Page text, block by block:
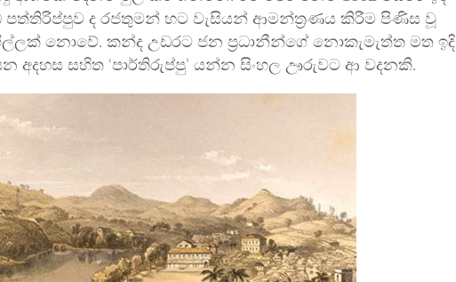
පත්තිරිප්පුව ද රජතුමන් හට වැසියන් ආමන්ත්‍රණය කිරීම පිණිස වූ
නොවේ. කන්ද උඩරට ජන ප්‍රධානීන්ගේ නොකැමැත්ත මත ඉදි
අදහස සහිත ‘පාර්තිරුප්පු’ යන්න සිංහල ඌරුවට ආ වදනකි.